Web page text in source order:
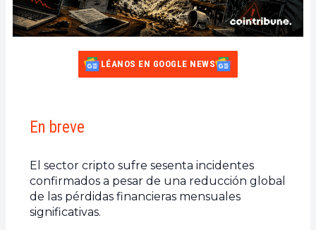
LÉANOS EN GOOGLE NEWS
En breve
El sector cripto sufre sesenta incidentes
confirmados a pesar de una reducción global
de las pérdidas financieras mensuales
significativas.